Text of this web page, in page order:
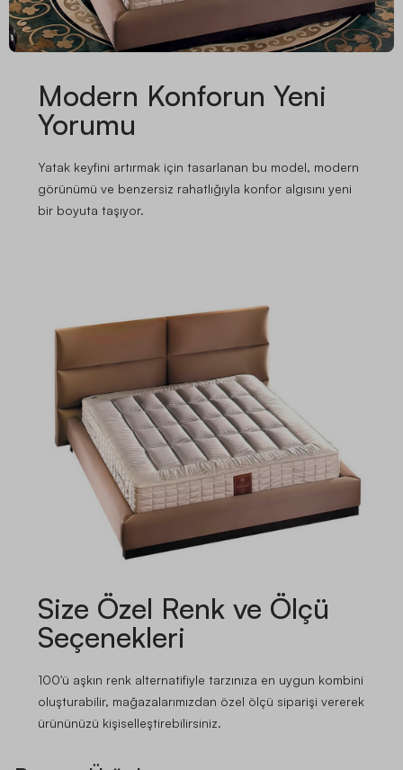
Modern Konforun Yeni
Yorumu
Yatak keyfini artırmak için tasarlanan bu model, modern
görünümü ve benzersiz rahatlığıyla konfor algısını yeni
bir boyuta taşıyor.
Size Özel Renk ve Ölçü
Seçenekleri
100'ü aşkın renk alternatifiyle tarzınıza en uygun kombini
oluşturabilir, mağazalarımızdan özel ölçü siparişi vererek
ürününüzü kişiselleştirebilirsiniz.